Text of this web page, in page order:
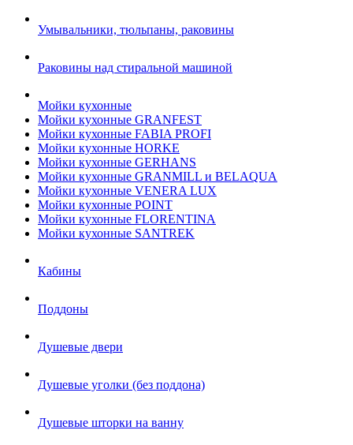
Умывальники, тюльпаны, раковины
Раковины над стиральной машиной
Мойки кухонные
Мойки кухонные GRANFEST
Мойки кухонные FABIA PROFI
Мойки кухонные HORKE
Мойки кухонные GERHANS
Мойки кухонные GRANMILL и BELAQUA
Мойки кухонные VENERA LUX
Мойки кухонные POINT
Мойки кухонные FLORENTINA
Мойки кухонные SANTREK
Кабины
Поддоны
Душевые двери
Душевые уголки (без поддона)
Душевые шторки на ванну